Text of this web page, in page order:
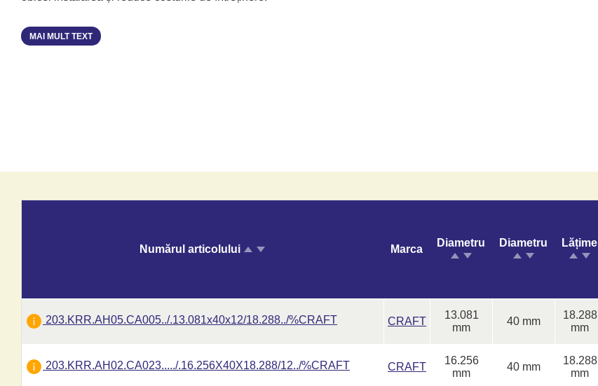
MAI MULT TEXT
Numărul articolului Marca
Diametru Diametru Lățime
203.KRR.AH05.CA005../.13.081x40x12/18.288../%CRAFT CRAFT
13.081
mm
40 mm
18.288
mm
203.KRR.AH02.CA023...../.16.256X40X18.288/12../%CRAFT CRAFT
16.256
mm
40 mm
18.288
mm